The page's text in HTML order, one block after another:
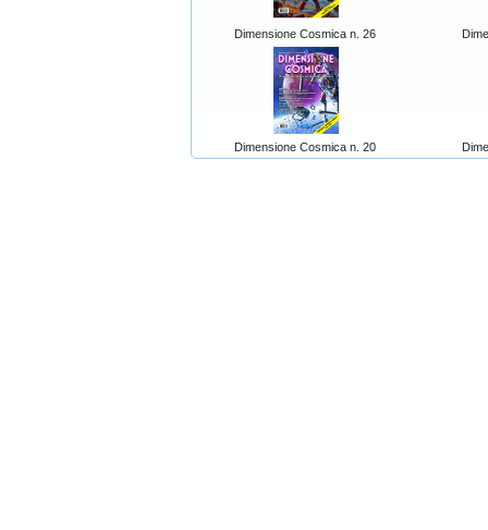
Dimensione Cosmica n. 26
Dimensione Cosmica n. 20